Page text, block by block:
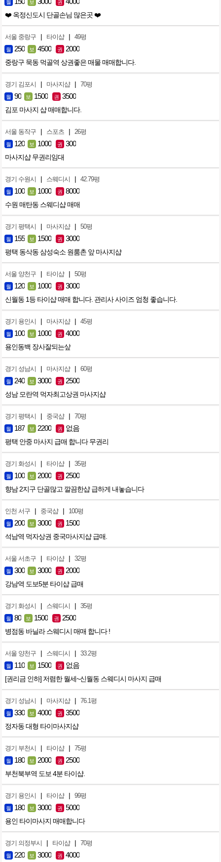
월 보 권
❤️ 옥정신도시 단골손님 많은곳 ❤️
서울 중랑구 | 타이샵 | 49평
월 250 보 4500 권 2000
중랑구 묵동 먹골역 상권좋은 매물 매매합니다.
경기 김포시 | 마사지샵 | 70평
월 90 보 1500 권 3500
김포 마사지 샵 매매합니다.
서울 동작구 | 스포츠 | 26평
월 120 보 1000 권 300
마사지샵 무권리임대
경기 수원시 | 스웨디시 | 42.79평
월 100 보 1000 권 8000
수원 매탄동 스웨디샵 매매
경기 평택시 | 마사지샵 | 50평
월 155 보 1500 권 3000
평택 동삭동 삼성숙소 원룸촌 앞 마사지샵
서울 양천구 | 타이샵 | 50평
월 120 보 1000 권 3000
신월동 1등 타이샵 매매 합니다. 관리사 사이즈 엄청 좋습니다.
경기 용인시 | 마사지샵 | 45평
월 100 보 1000 권 4000
용인동백 장사잘되는샆
경기 성남시 | 마사지샵 | 60평
월 240 보 3000 권 2500
성남 모란역 먹자최고상권 마사지샵
경기 평택시 | 중국샵 | 70평
월 187 보 2200 권 없음
평택 안중 마사지 급매 합니다 무권리
경기 화성시 | 타이샵 | 35평
월 100 보 2000 권 2500
향남 2지구 단골많고 깔끔한샵 급하게 내놓습니다
인천 서구 | 중국샵 | 100평
월 200 보 3000 권 1500
석남역 먹자상권 중국마사지샵 급매.
서울 서초구 | 타이샵 | 32평
월 300 보 3000 권 2000
강남역 도보5분 타이샵 급매
경기 화성시 | 스웨디시 | 35평
월 80 보 1500 권 2500
병점동 바닐라 스웨디시 매매 합니다 !
서울 양천구 | 스웨디시 | 33.2평
월 110 보 1500 권 없음
[권리금 인하] 저렴한 월세~신월동 스웨디시 마사지 급매
경기 성남시 | 마사지샵 | 76.1평
월 330 보 4000 권 3500
정자동 대형 타이마사지샵
경기 부천시 | 타이샵 | 75평
월 180 보 2000 권 2500
부천북부역 도보 4분 타이샵.
경기 용인시 | 타이샵 | 99평
월 180 보 3000 권 5000
용인 타이마사지 매매합니다
경기 의정부시 | 타이샵 | 70평
월 220 보 3000 권 4000